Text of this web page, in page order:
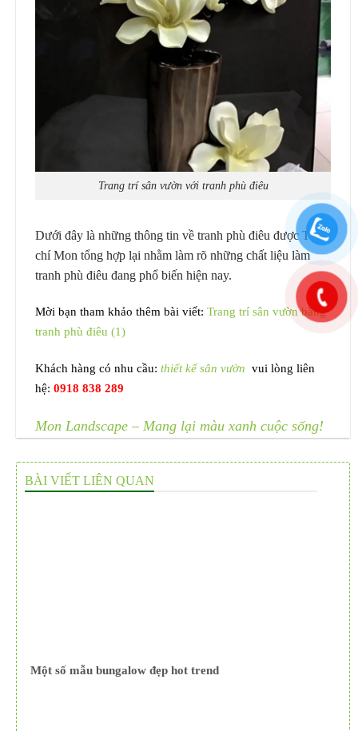
Trang trí sân vườn với tranh phù điêu
Dưới đây là những thông tin về tranh phù điêu được Tạp
chí Mon tổng hợp lại nhằm làm rõ những chất liệu làm
tranh phù điêu đang phổ biến hiện nay.
Mời bạn tham khảo thêm bài viết: Trang trí sân vườn bằng
tranh phù điêu (1)
Khách hàng có nhu cầu: thiết kế sân vườn vui lòng liên
hệ: 0918 838 289
Mon Landscape – Mang lại màu xanh cuộc sống!
BÀI VIẾT LIÊN QUAN
Một số mẫu bungalow đẹp hot trend